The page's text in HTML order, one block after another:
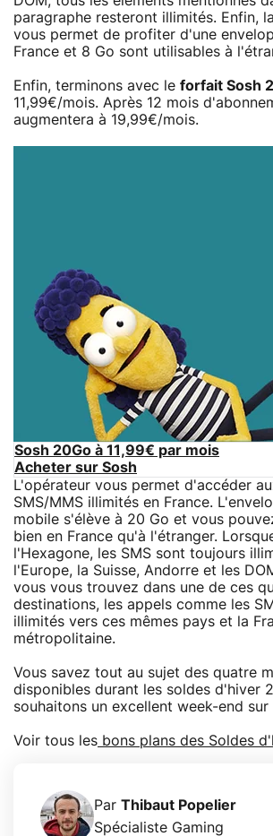
paragraphe resteront illimités. Enfin,
vous permet de profiter d'une
France et 8 Go sont utilisables à
Enfin, terminons avec le forfait Sosh
11,99€/mois. Après 12 mois
augmentera à 19,99€/mois.
Sosh 20Go à 11,99€ par mois
Acheter sur Sosh
L'opérateur vous permet d'accéder
SMS/MMS illimités en France.
mobile s'élève à 20 Go et vous
bien en France qu'à l'étranger.
l'Hexagone, les SMS sont toujours
l'Europe, la Suisse, Andorre et les
vous vous trouvez dans une de ces
destinations, les appels comme les
illimités vers ces mêmes pays et la
métropolitaine.
Vous savez tout au sujet des quatre
disponibles durant les soldes d'hiver
souhaitons un excellent week-end sur
Voir tous les bons plans des Soldes
Par Thibaut Popelier
Spécialiste Gaming